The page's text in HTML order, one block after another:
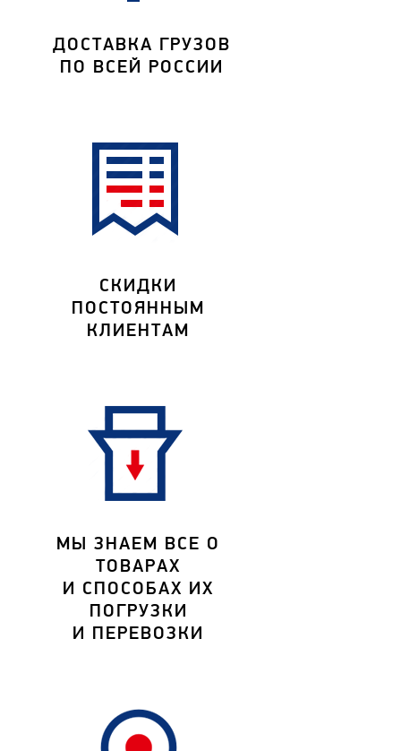
ДОСТАВКА ГРУЗОВ
ПО ВСЕЙ РОССИИ
СКИДКИ
ПОСТОЯННЫМ
КЛИЕНТАМ
МЫ ЗНАЕМ ВСЕ О
ТОВАРАХ
И СПОСОБАХ ИХ
ПОГРУЗКИ
И ПЕРЕВОЗКИ